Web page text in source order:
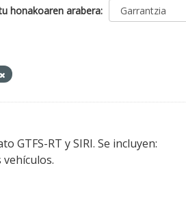
honakoaren arabera
GTFS-RT y SIRI. Se incluyen: